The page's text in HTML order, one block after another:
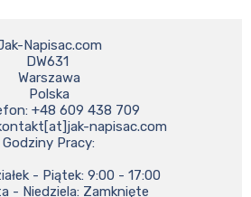
Napisac.com
DW631
Warszawa
napisac.com
Godziny Pracy:
- Niedziela: Zamknięte